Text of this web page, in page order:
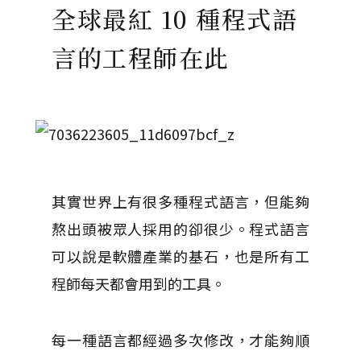
全球最紅 10 種程式語
言的工程師在此
其實世界上有很多種程式語言，但能夠
熬出頭被眾人採用的卻很少。程式語言
可以說是軟體產業的基石，也是所有工
程師每天都會用到的工具。
每一種語言都經過多次修改，才能夠順